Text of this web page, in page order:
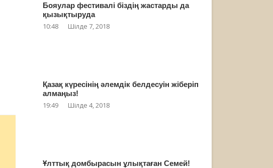
Бояулар фестивалі біздің жастарды да
қызықтыруда
10:48 Шілде 7, 2018
Қазақ күресінің әлемдік белдесуін жіберіп
алмаңыз!
19:49 Шілде 4, 2018
Ұлттық домбырасын ұлықтаған Семей!